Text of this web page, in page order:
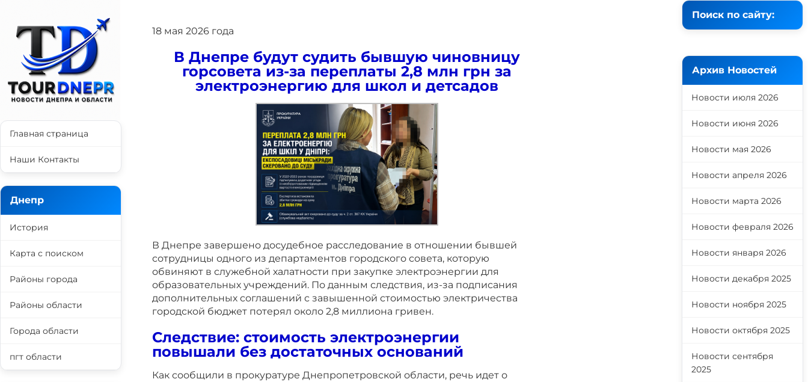
18 мая 2026 года
В Днепре будут судить бывшую чиновницу
горсовета из-за переплаты 2,8 млн грн за
электроэнергию для школ и детсадов
В Днепре завершено досудебное расследование в отношении бывшей
сотрудницы одного из департаментов городского совета, которую
обвиняют в служебной халатности при закупке электроэнергии для
образовательных учреждений. По данным следствия, из-за подписания
дополнительных соглашений с завышенной стоимостью электричества
городской бюджет потерял около 2,8 миллиона гривен.
Следствие: стоимость электроэнергии
повышали без достаточных оснований
Как сообщили в прокуратуре Днепропетровской области, речь идет о
Главная страница
Наши Контакты
Днепр
История
Карта с поиском
Районы города
Районы области
Города области
пгт области
Поиск по сайту:
Архив Новостей
Новости июля 2026
Новости июня 2026
Новости мая 2026
Новости апреля 2026
Новости марта 2026
Новости февраля 2026
Новости января 2026
Новости декабря 2025
Новости ноября 2025
Новости октября 2025
Новости сентября
2025